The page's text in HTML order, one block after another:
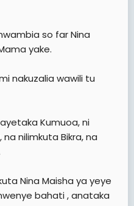
so far Nina
yake.
nakuzalia wawili tu
Kumuoa, ni
nilimkuta Bikra, na
Nina Maisha ya yeye
bahati , anataka